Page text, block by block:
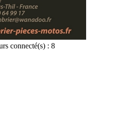
connecté(s) : 8